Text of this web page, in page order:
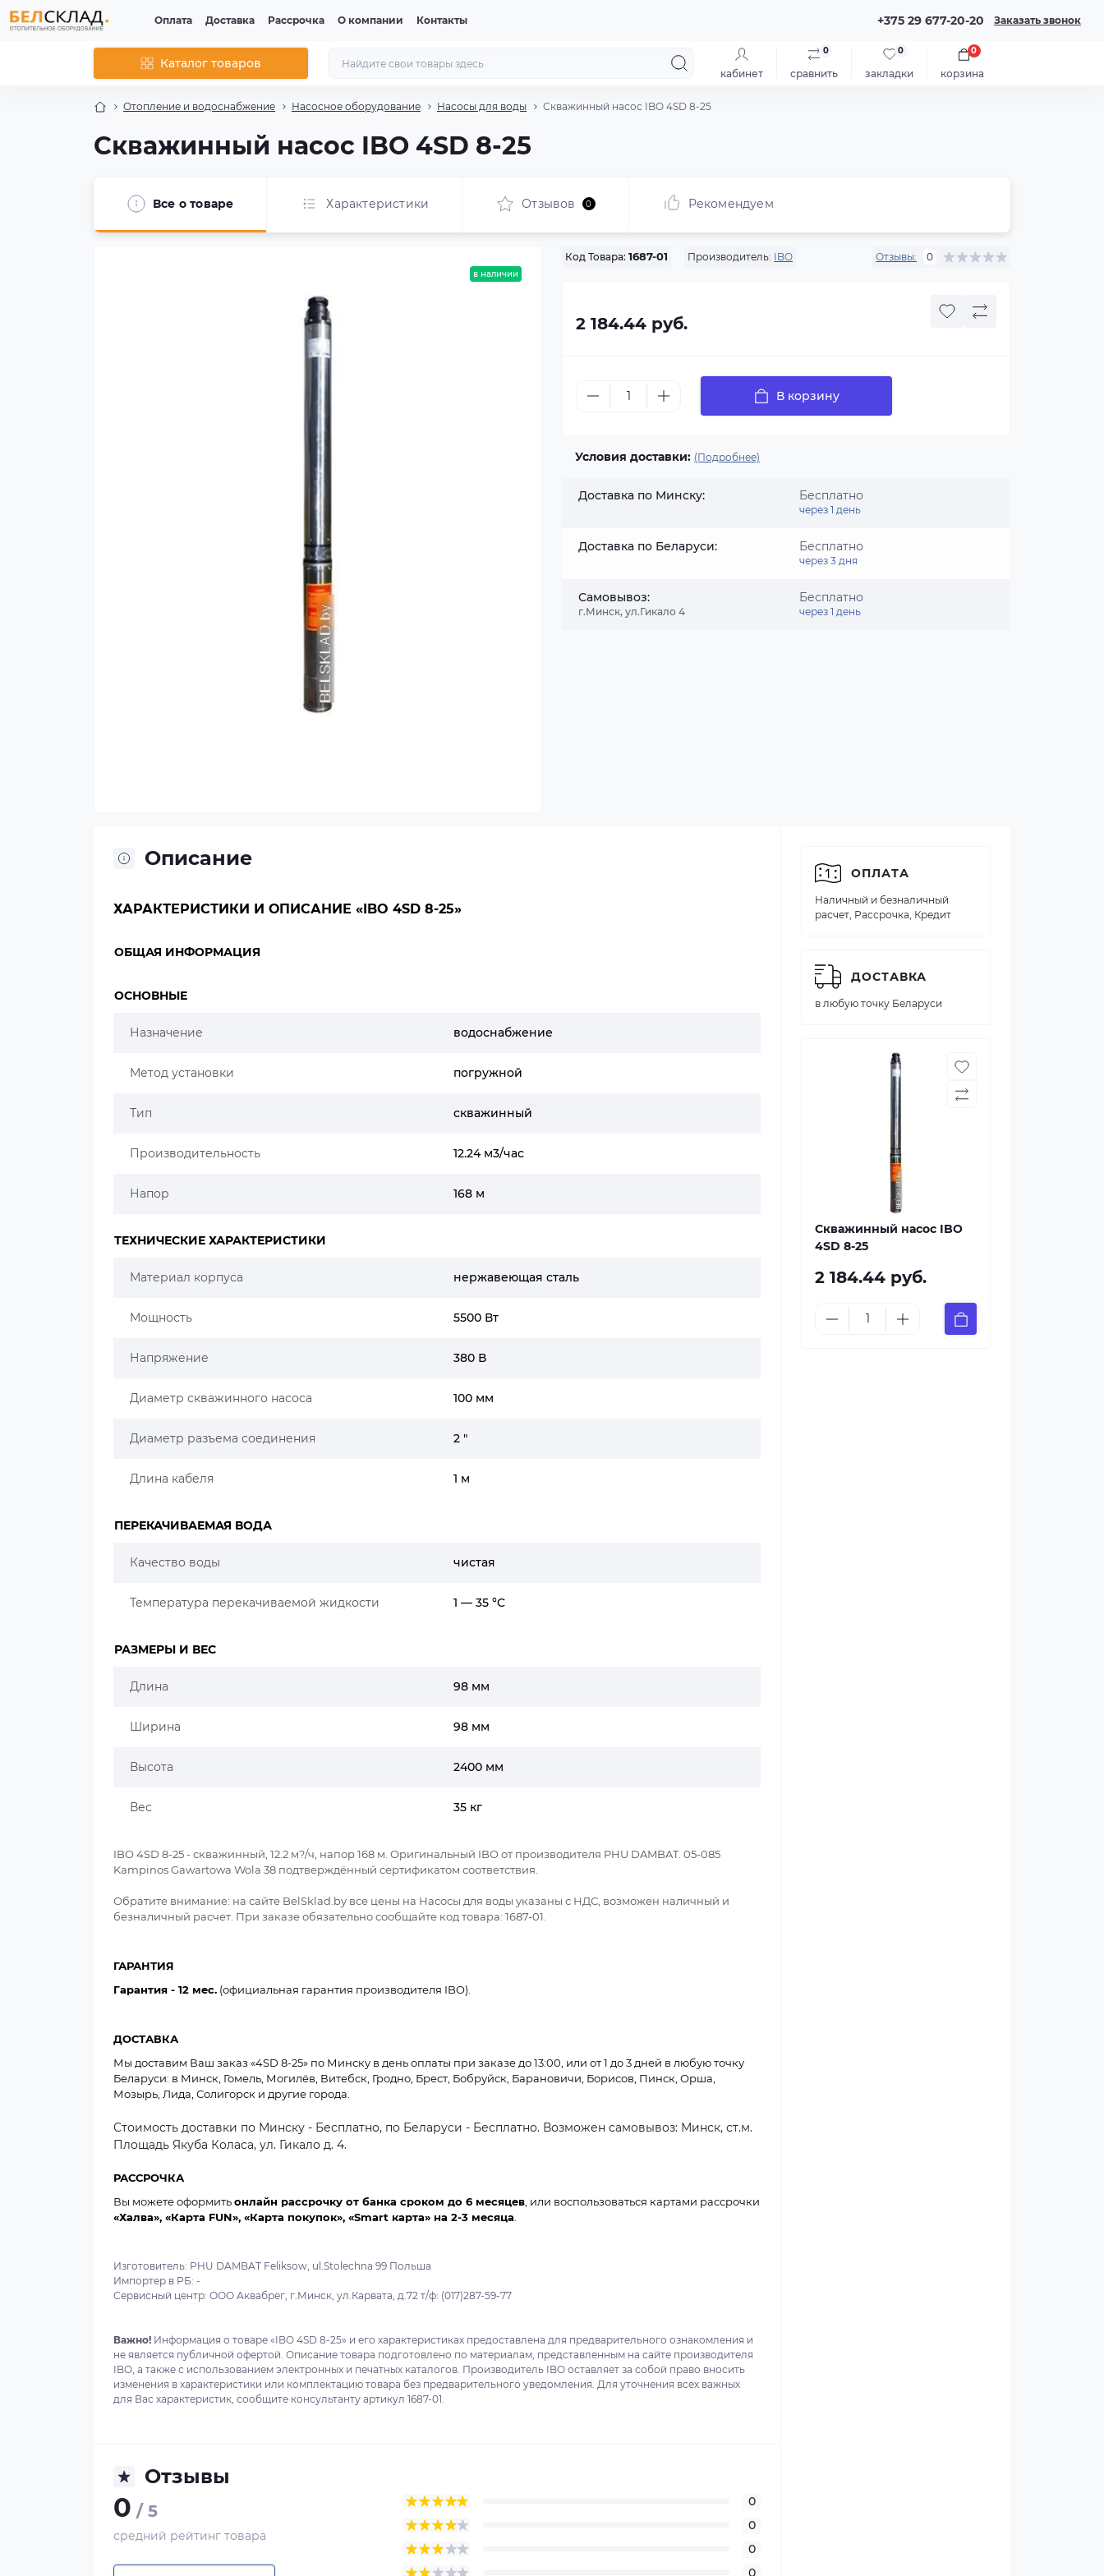
Оплата Доставка Рассрочка О компании Контакты +375 29 677-20-20 Заказать звонок
Каталог товаров
кабинет сравнить
0
закладки
0
корзина
0
Отопление и водоснабжение Насосное оборудование Насосы для воды Скважинный насос IBO 4SD 8-25
Скважинный насос IBO 4SD 8-25
Все о товаре Характеристики Отзывов 0 Рекомендуем
в наличии
Код Товара: 1687-01 Производитель: IBO Отзывы: 0
2 184.44 руб.
В корзину
Условия доставки: (Подробнее)
Доставка по Минску: Бесплатно
через 1 день
Доставка по Беларуси: Бесплатно
через 3 дня
Самовывоз:
г.Минск, ул.Гикало 4
Бесплатно
через 1 день
Описание
ХАРАКТЕРИСТИКИ И ОПИСАНИЕ «IBO 4SD 8-25»
ОБЩАЯ ИНФОРМАЦИЯ
ОСНОВНЫЕ
Назначение водоснабжение
Метод установки погружной
Тип скважинный
Производительность 12.24 м3/час
Напор 168 м
ТЕХНИЧЕСКИЕ ХАРАКТЕРИСТИКИ
Материал корпуса нержавеющая сталь
Мощность 5500 Вт
Напряжение 380 В
Диаметр скважинного насоса 100 мм
Диаметр разъема соединения 2 "
Длина кабеля 1 м
ПЕРЕКАЧИВАЕМАЯ ВОДА
Качество воды чистая
Температура перекачиваемой жидкости 1 — 35 °C
РАЗМЕРЫ И ВЕС
Длина 98 мм
Ширина 98 мм
Высота 2400 мм
Вес 35 кг
IBO 4SD 8-25 - скважинный, 12.2 м?/ч, напор 168 м. Оригинальный IBO от производителя PHU DAMBAT. 05-085
Kampinos Gawartowa Wola 38 подтверждённый сертификатом соответствия.
Обратите внимание: на сайте BelSklad.by все цены на Насосы для воды указаны с НДС, возможен наличный и
безналичный расчет. При заказе обязательно сообщайте код товара: 1687-01.
ГАРАНТИЯ
Гарантия - 12 мес. (официальная гарантия производителя IBO).
ДОСТАВКА
Мы доставим Ваш заказ «4SD 8-25» по Минску в день оплаты при заказе до 13:00, или от 1 до 3 дней в любую точку
Беларуси: в Минск, Гомель, Могилёв, Витебск, Гродно, Брест, Бобруйск, Барановичи, Борисов, Пинск, Орша,
Мозырь, Лида, Солигорск и другие города.
Стоимость доставки по Минску - Бесплатно, по Беларуси - Бесплатно. Возможен самовывоз: Минск, ст.м.
Площадь Якуба Коласа, ул. Гикало д. 4.
РАССРОЧКА
Вы можете оформитьонлайн рассрочку от банка сроком до 6 месяцев , или воспользоваться картами рассрочки
«Халва», «Карта FUN», «Карта покупок», «Smart карта» на 2-3 месяца
Изготовитель: PHU DAMBAT Feliksow, ul.Stolechna 99 Польша
Импортер в РБ: -
Сервисный центр: ООО Аквабрег, г.Минск, ул.Карвата, д.72 т/ф: (017)287-59-77
Важно! Информация о товаре «IBO 4SD 8-25» и его характеристиках предоставлена для предварительного ознакомления и
не является публичной офертой. Описание товара подготовлено по материалам, представленным на сайте производителя
IBO, а также с использованием электронных и печатных каталогов. Производитель IBO оставляет за собой право вносить
изменения в характеристики или комплектацию товара без предварительного уведомления. Для уточнения всех важных
для Вас характеристик, сообщите консультанту артикул 1687-01.
Отзывы
0 / 5
средний рейтинг товара
0
0
0
0
ОПЛАТА
Наличный и безналичный
расчет, Рассрочка, Кредит
ДОСТАВКА
в любую точку Беларуси
Скважинный насос IBO
4SD 8-25
2 184.44 руб.